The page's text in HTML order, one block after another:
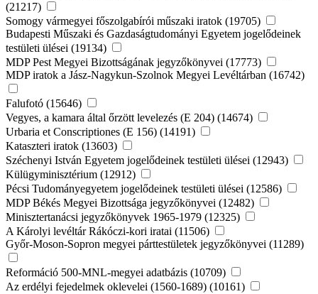
(21217)
Somogy vármegyei főszolgabírói műszaki iratok (19705)
Budapesti Műszaki és Gazdaságtudományi Egyetem jogelődeinek
testületi ülései (19134)
MDP Pest Megyei Bizottságának jegyzőkönyvei (17773)
MDP iratok a Jász-Nagykun-Szolnok Megyei Levéltárban (16742)
Falufotó (15646)
Vegyes, a kamara által őrzött levelezés (E 204) (14674)
Urbaria et Conscriptiones (E 156) (14191)
Kataszteri iratok (13603)
Széchenyi István Egyetem jogelődeinek testületi ülései (12943)
Külügyminisztérium (12912)
Pécsi Tudományegyetem jogelődeinek testületi ülései (12586)
MDP Békés Megyei Bizottsága jegyzőkönyvei (12482)
Minisztertanácsi jegyzőkönyvek 1965-1979 (12325)
A Károlyi levéltár Rákóczi-kori iratai (11506)
Győr-Moson-Sopron megyei párttestületek jegyzőkönyvei (11289)
Reformáció 500-MNL-megyei adatbázis (10709)
Az erdélyi fejedelmek oklevelei (1560-1689) (10161)